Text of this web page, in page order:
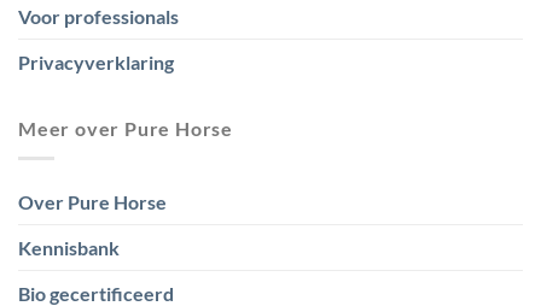
Voor professionals
Privacyverklaring
Meer over Pure Horse
Over Pure Horse
Kennisbank
Bio gecertificeerd